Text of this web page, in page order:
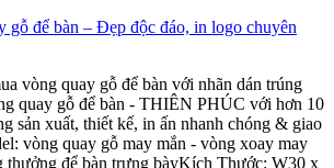
vòng quay gỗ để bàn với nhãn dán trúng
quay gỗ để bàn - THIÊN PHÚC với hơn 10
sản xuất, thiết kế, in ấn nhanh chóng & giao
vòng quay gỗ may mắn - vòng xoay may
thưởng để bàn trưng bàyKích Thước: W30 x